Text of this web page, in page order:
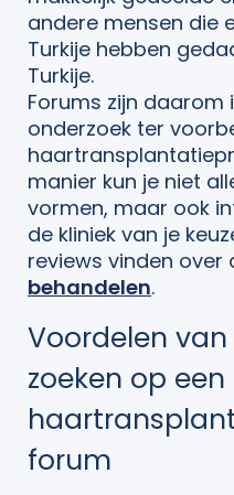
andere mensen die
Turkije hebben
Turkije.
Forums zijn
onderzoek ter
manier kun je niet
vormen, maar ook
de kliniek van je
reviews vinden
behandelen.
Voordelen
zoeken op een
forum